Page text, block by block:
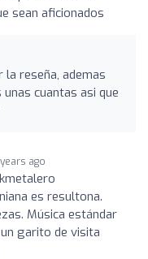
sean aficionados
la reseña, ademas
cuantas asi que
ago
es resultona.
Música estándar
garito de visita